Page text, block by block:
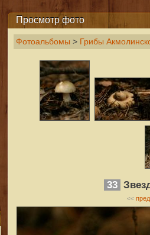
Просмотр фото
Фотоальбомы > Грибы
33
<<